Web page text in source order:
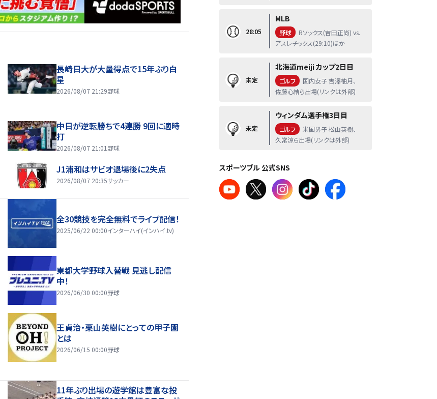
長崎日大が大量得点で15年ぶり白
星
2026/08/07 21:29野球
中日が逆転勝ちで4連勝 9回に適時
打
2026/08/07 21:01 野球
J1浦和はサビオ退場後に2失点
2026/08/07 20:35サッカー
全30競技を完全無料でライブ配信！
2025/06/22 00:00インターハイ(インハイ.tv)
東都大学野球入替戦 見逃し配信
中！
2026/06/30 00:00野球
王貞治・栗山英樹にとっての甲子園
とは
2026/06/15 00:00野球
11年ぶり出場の遊学館は豊富な投
28:05
MLB
野球
Rソックス(吉田正尚) vs.
アスレチックス(29:10)ほか
未定
北海道meiji カップ2日目
ゴルフ
国内女子 吉澤柚月、
佐藤心結ら出場(リンクは外部)
未定
ウィンダム選手権3日目
ゴルフ
米国男子 松山英樹、
久常涼ら出場(リンクは外部)
スポーツブル 公式SNS